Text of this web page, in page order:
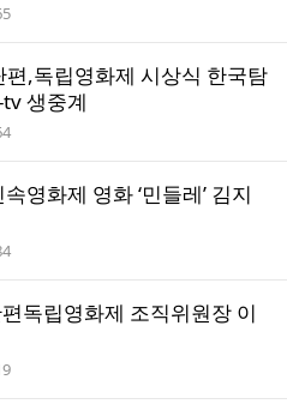
회수
,독립영화제 시상식 한국탐
생중계
회수
영화제 영화 ‘민들레’ 김지
회수
독립영화제 조직위원장 이
회수